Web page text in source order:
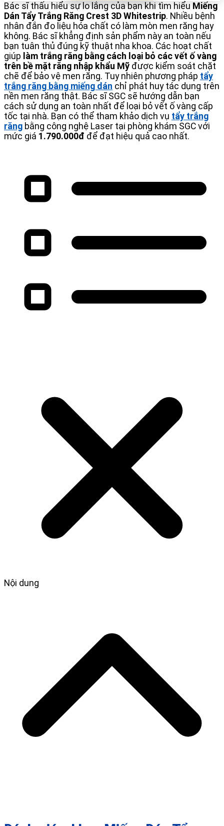
Bác sĩ thấu hiểu sự lo lắng của bạn khi tìm hiểu Miếng
Dán Tẩy Trắng Răng Crest 3D Whitestrip. Nhiều bệnh
nhân đắn đo liệu hóa chất có làm mòn men răng hay
không. Bác sĩ khẳng định sản phẩm này an toàn nếu
bạn tuân thủ đúng kỹ thuật nha khoa. Các hoạt chất
giúp làm trắng răng bằng cách loại bỏ các vết ố vàng
trên bề mặt răng nhập khẩu Mỹ được kiểm soát chặt
chẽ để bảo vệ men răng. Tuy nhiên phương pháp tẩy
trắng răng bằng miếng dán chỉ phát huy tác dụng trên
nền men răng thật. Bác sĩ SGC sẽ hướng dẫn bạn
cách sử dụng an toàn nhất để loại bỏ vết ố vàng cấp
tốc tại nhà. Bạn có thể tham khảo dịch vụ tẩy trắng
răng bằng công nghệ Laser tại phòng khám SGC với
mức giá 1.790.000đ để đạt hiệu quả cao nhất.
Nội dung